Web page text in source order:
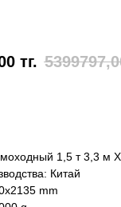
тг.
1,5 т 3,3 м
Китай
mm